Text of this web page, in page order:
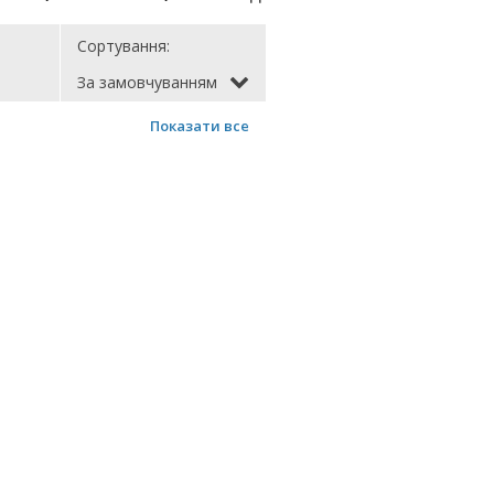
Сортування:
За замовчуванням
Показати все